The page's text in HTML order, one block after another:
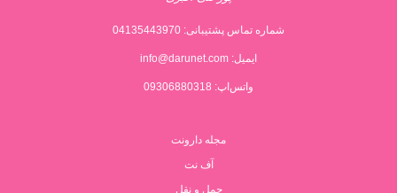
شماره تماس پشتیبانی: 04135443970
ایمیل: info@darunet.com
واتس‌اپ: 09306880318
مجله دارونت
آف نت
حمل و نقل